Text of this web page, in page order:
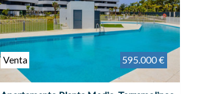
Venta 595.000 €